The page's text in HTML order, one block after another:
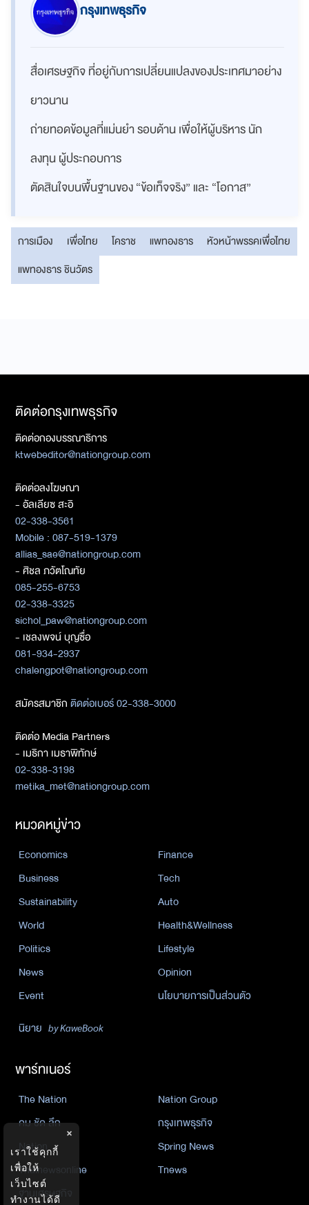
กรุงเทพธุรกิจ
สื่อเศรษฐกิจ ที่อยู่กับการเปลี่ยนแปลงของประเทศมาอย่าง
ยาวนาน
ถ่ายทอดข้อมูลที่แม่นยำ รอบด้าน เพื่อให้ผู้บริหาร นัก
ลงทุน ผู้ประกอบการ
ตัดสินใจบนพื้นฐานของ “ข้อเท็จจริง” และ “โอกาส”
การเมือง เพื่อไทย โคราช แพทองธาร
หัวหน้าพรรคเพื่อไทย
แพทองธาร ชินวัตร
ติดต่อกรุงเทพธุรกิจ
ติดต่อกองบรรณาธิการ
ktwebeditor@nationgroup.com
ติดต่อลงโฆษณา
- อัลเลียซ สะอิ
02-338-3561
Mobile : 087-519-1379
allias_sae@nationgroup.com
- ศิชล ภวัตโณทัย
085-255-6753
02-338-3325
sichol_paw@nationgroup.com
- เชลงพจน์ บุญซื่อ
081-934-2937
chalengpot@nationgroup.com
สมัครสมาชิกติดต่อเบอร์ 02-338-3000
ติดต่อ Media Partners
- เมธิกา เมธาพิทักษ์
02-338-3198
metika_met@nationgroup.com
หมวดหมู่ข่าว
Economics
Finance
Business
Tech
Sustainability
Auto
World
Health&Wellness
Politics
Lifestyle
News
Opinion
Event
นโยบายการเป็นส่วนตัว
นิยาย by KaweBook
พาร์ทเนอร์
The Nation
Nation Group
คม ชัด ลึก
กรุงเทพธุรกิจ
Nation
Spring News
Thainewsonline
Tnews
ฐานเศรษฐกิจ
×
เราใช้คุกกี้
เพื่อให้
เว็บไซต์
ทำงานได้ดี